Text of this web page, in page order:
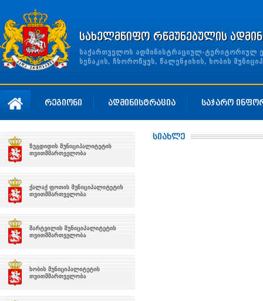
სახელმწიფო რწმუნებულის
საქართველოს ადმინისტრაციულ-ტერიტორიულ
სენაკის, ჩხოროწყუს, წალენჯიხის, ხობის
რეგიონი ადმინისტრაცია საჯარო
სიახლე